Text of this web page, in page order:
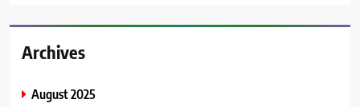
Archives
August 2025